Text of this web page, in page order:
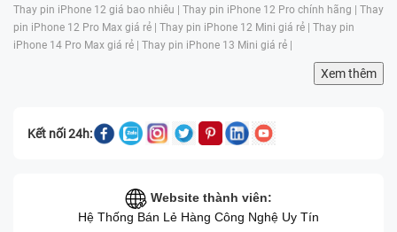
Thay pin iPhone 12 giá bao nhiêu | Thay pin iPhone 12 Pro chính hãng | Thay
pin iPhone 12 Pro Max giá rẻ | Thay pin iPhone 12 Mini giá rẻ | Thay pin
iPhone 14 Pro Max giá rẻ | Thay pin iPhone 13 Mini giá rẻ |
Xem thêm
Kết nối 24h:
Website thành viên:
Hệ Thống Bán Lẻ Hàng Công Nghệ Uy Tín